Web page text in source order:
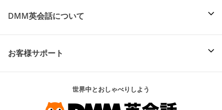
DMM英会話について
お客様サポート
世界中とおしゃべりしよう